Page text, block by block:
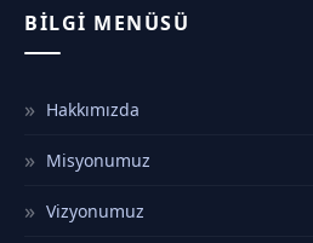
BILGI MENÜSÜ
Hakkımızda
Misyonumuz
Vizyonumuz